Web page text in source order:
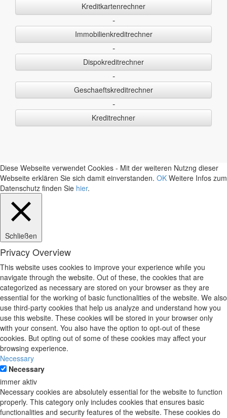
Kreditkartenrechner
-
Immobilienkreditrechner
-
Dispokreditrechner
-
Geschaeftskreditrechner
-
Kreditrechner
Diese Webseite verwendet Cookies - Mit der weiteren Nutzng dieser
Webseite erklären Sie sich damit einverstanden. OK Weitere Infos zum
Datenschutz finden Sie hier.
Schließen
Privacy Overview
This website uses cookies to improve your experience while you
navigate through the website. Out of these, the cookies that are
categorized as necessary are stored on your browser as they are
essential for the working of basic functionalities of the website. We also
use third-party cookies that help us analyze and understand how you
use this website. These cookies will be stored in your browser only
with your consent. You also have the option to opt-out of these
cookies. But opting out of some of these cookies may affect your
browsing experience.
Necessary
Necessary
immer aktiv
Necessary cookies are absolutely essential for the website to function
properly. This category only includes cookies that ensures basic
functionalities and security features of the website. These cookies do